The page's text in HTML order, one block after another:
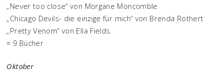
„Never too close“ von Morgane Moncomble
„Chicago Devils- die einzige für mich“ von Brenda Rothert
„Pretty Venom“ von Ella Fields
= 9 Bücher
Oktober